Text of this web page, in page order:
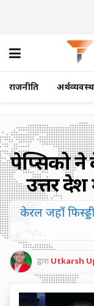
राजनीति
पेप्सिको ने
उत्तर
केरल जहाँ
द्वारा Utkarsh